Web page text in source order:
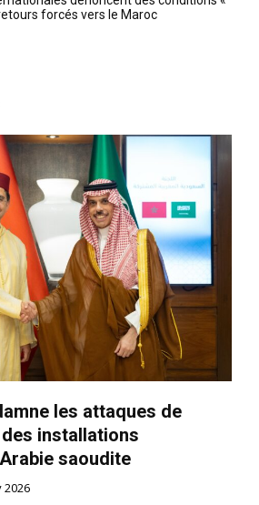
forcés vers le Maroc
les attaques de
installations
saoudite
2026